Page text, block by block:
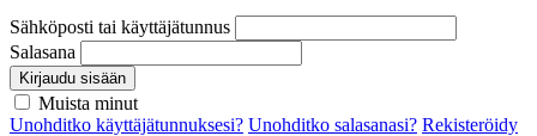
Sähköposti tai käyttäjätunnus
Salasana
Kirjaudu sisään
Muista minut
Unohditko käyttäjätunnuksesi? Unohditko salasanasi? Rekisteröidy